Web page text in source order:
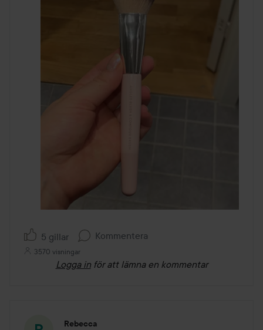
5 gillar Kommentera
3570 visningar
Logga in för att lämna en kommentar
Rebecca